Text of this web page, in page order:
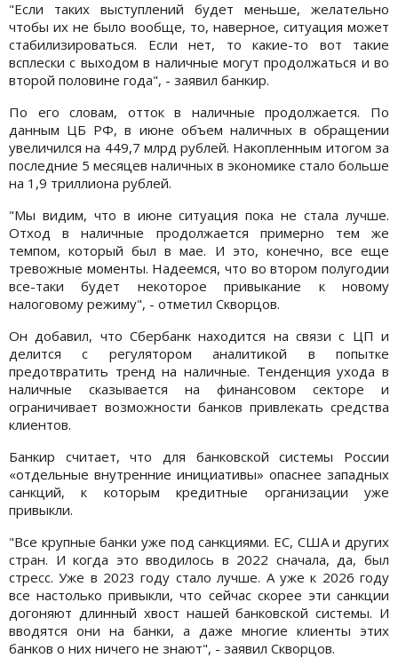
"Если таких выступлений будет меньше, желательно
чтобы их не было вообще, то, наверное, ситуация может
стабилизироваться. Если нет, то какие-то вот такие
всплески с выходом в наличные могут продолжаться и во
второй половине года", - заявил банкир.
По его словам, отток в наличные продолжается. По
данным ЦБ РФ, в июне объем наличных в обращении
увеличился на 449,7 млрд рублей. Накопленным итогом за
последние 5 месяцев наличных в экономике стало больше
на 1,9 триллиона рублей.
"Мы видим, что в июне ситуация пока не стала лучше.
Отход в наличные продолжается примерно тем же
темпом, который был в мае. И это, конечно, все еще
тревожные моменты. Надеемся, что во втором полугодии
все-таки будет некоторое привыкание к новому
налоговому режиму", - отметил Скворцов.
Он добавил, что Сбербанк находится на связи с ЦП и
делится с регулятором аналитикой в попытке
предотвратить тренд на наличные. Тенденция ухода в
наличные сказывается на финансовом секторе и
ограничивает возможности банков привлекать средства
клиентов.
Банкир считает, что для банковской системы России
«отдельные внутренние инициативы» опаснее западных
санкций, к которым кредитные организации уже
привыкли.
"Все крупные банки уже под санкциями. ЕС, США и других
стран. И когда это вводилось в 2022 сначала, да, был
стресс. Уже в 2023 году стало лучше. А уже ⁠к 2026 году
все настолько привыкли, что сейчас скорее эти санкции
догоняют длинный хвост нашей банковской системы. И
вводятся они на банки, а даже многие клиенты этих
банков о них ничего не знают", - заявил Скворцов.